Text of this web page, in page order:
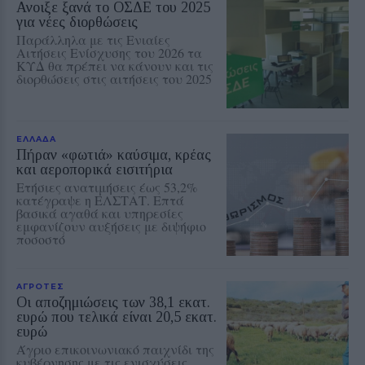
Ανοιξε ξανά το ΟΣΔΕ του 2025
για νέες διορθώσεις
Παράλληλα με τις Ενιαίες
Αιτήσεις Ενίσχυσης του 2026 τα
ΚΥΔ θα πρέπει να κάνουν και τις
διορθώσεις στις αιτήσεις του 2025
ΕΛΛΑΔΑ
Πήραν «φωτιά» καύσιμα, κρέας
και αεροπορικά εισιτήρια
Ετήσιες ανατιμήσεις έως 53,2%
κατέγραψε η ΕΛΣΤΑΤ. Επτά
βασικά αγαθά και υπηρεσίες
εμφανίζουν αυξήσεις με διψήφιο
ποσοστό
ΑΓΡΟΤΕΣ
Οι αποζημιώσεις των 38,1 εκατ.
ευρώ που τελικά είναι 20,5 εκατ.
ευρώ
Άγριο επικοινωνιακό παιχνίδι της